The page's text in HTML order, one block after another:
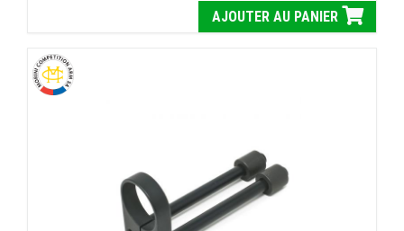
AJOUTER AU PANIER